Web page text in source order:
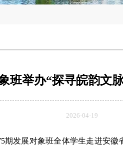
班举办“探寻皖韵文
2026-04-19
期发展对象班全体学生走进安